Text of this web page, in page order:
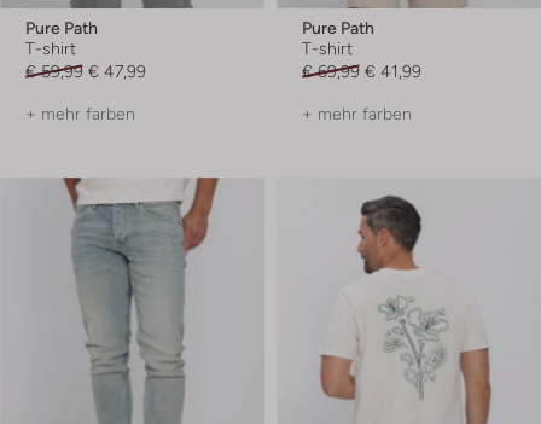
Pure Path
T-shirt
€ 59,99 € 47,99
+ mehr farben
Pure Path
T-shirt
€ 69,99 € 41,99
+ mehr farben